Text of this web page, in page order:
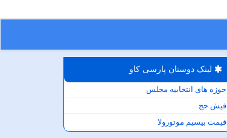
لینک دوستان پارسی كاو
حوزه های انتخابیه مجلس
فیش حج
قیمت بیسیم موتورولا